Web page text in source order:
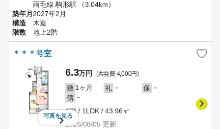
両毛線 駒形駅 （3.04km）
築年月 2027年2月
構造
木造
階数
地上2階
＊＊＊号室
写真を見る
6.3万円 (共益費 4,000円)
敷 1ヶ月 礼 － 保 －
償 －
1階 / 1LDK / 43.96㎡
2026/08/05 更新